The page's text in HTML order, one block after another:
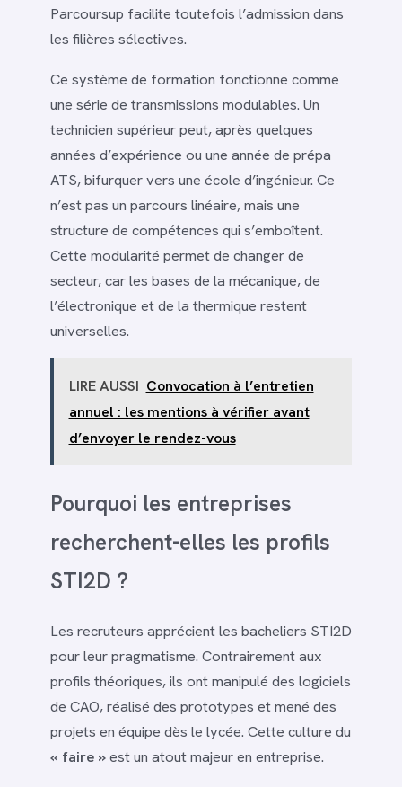
Parcoursup facilite toutefois l’admission dans
les filières sélectives.
Ce système de formation fonctionne comme
une série de transmissions modulables. Un
technicien supérieur peut, après quelques
années d’expérience ou une année de prépa
ATS, bifurquer vers une école d’ingénieur. Ce
n’est pas un parcours linéaire, mais une
structure de compétences qui s’emboîtent.
Cette modularité permet de changer de
secteur, car les bases de la mécanique, de
l’électronique et de la thermique restent
universelles.
LIRE AUSSI Convocation à l’entretien
annuel : les mentions à vérifier avant
d’envoyer le rendez-vous
Pourquoi les entreprises
recherchent-elles les profils
STI2D ?
Les recruteurs apprécient les bacheliers STI2D
pour leur pragmatisme. Contrairement aux
profils théoriques, ils ont manipulé des logiciels
de CAO, réalisé des prototypes et mené des
projets en équipe dès le lycée. Cette culture du
« faire »est un atout majeur en entreprise.